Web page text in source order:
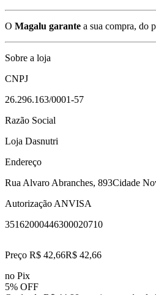
O Magalu garante a sua compra, do
Sobre a loja
CNPJ
26.296.163/0001-57
Razão Social
Loja Dasnutri
Endereço
Rua Alvaro Abranches, 893Cidade
Autorização ANVISA
35162000446300020710
Preço R$ 42,66R$ 42,66
no Pix
5% OFF